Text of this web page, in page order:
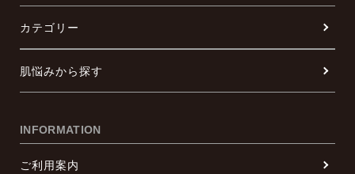
カテゴリー
肌悩みから探す
INFORMATION
ご利用案内